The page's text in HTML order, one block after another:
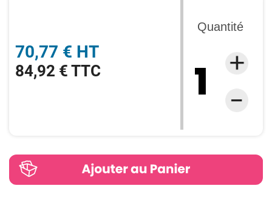
70,77 € HT
84,92 € TTC
Quantité